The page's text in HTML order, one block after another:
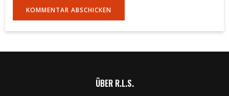
ÜBER R.L.S.